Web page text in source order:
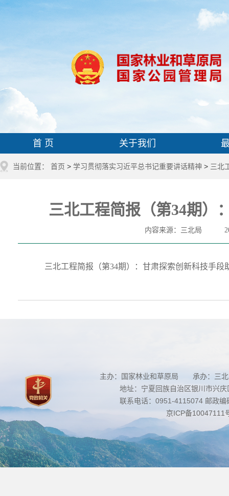
首 页 关于我们
当前位置： 首页 > 学习贯彻落实习近平总书记重要讲话精神 > 三北
三北工程简报（第34期）
内容来源：三北局
三北工程简报（第34期）：甘肃探索创新科技手
主办：国家林业和草原局 承办：三北
地址：宁夏回族自治区银川市兴
联系电话：0951-4115074 邮政
京ICP备10047111